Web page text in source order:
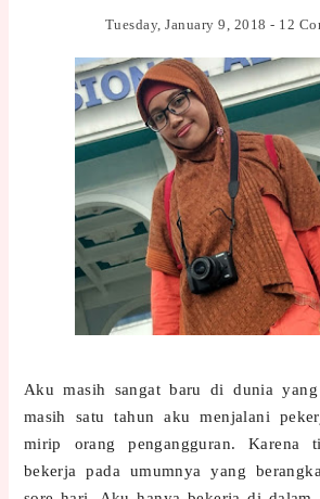
Tuesday, January 9, 2018- 12
Aku masih sangat baru di dunia
masih satu tahun aku menjalani
mirip orang pengangguran. Karena
bekerja pada umumnya yang